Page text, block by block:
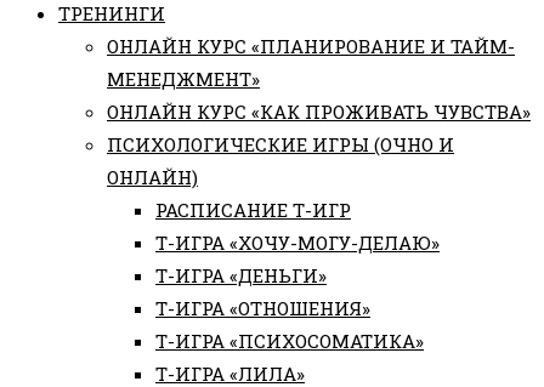
ТРЕНИНГИ
ОНЛАЙН КУРС «ПЛАНИРОВАНИЕ И ТАЙМ-
МЕНЕДЖМЕНТ»
ОНЛАЙН КУРС «КАК ПРОЖИВАТЬ ЧУВСТВА»
ПСИХОЛОГИЧЕСКИЕ ИГРЫ (ОЧНО И
ОНЛАЙН)
РАСПИСАНИЕ Т-ИГР
Т-ИГРА «ХОЧУ-МОГУ-ДЕЛАЮ»
Т-ИГРА «ДЕНЬГИ»
Т-ИГРА «ОТНОШЕНИЯ»
Т-ИГРА «ПСИХОСОМАТИКА»
Т-ИГРА «ЛИЛА»